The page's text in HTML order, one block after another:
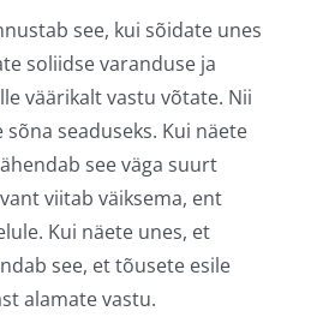
see, kui sõidate unes
soliidse varanduse ja
väärikalt vastu võtate. Nii
seaduseks. Kui näete
see väga suurt
viitab väiksema, ent
Kui näete unes, et
see, et tõusete esile
alamate vastu.